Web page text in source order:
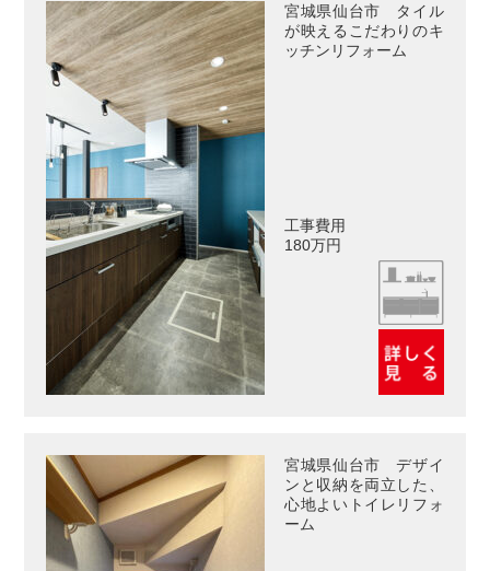
宮城県仙台市 タイル
が映えるこだわりのキ
ッチンリフォーム
工事費用
180万円
宮城県仙台市 デザイ
ンと収納を両立した、
心地よいトイレリフォ
ーム